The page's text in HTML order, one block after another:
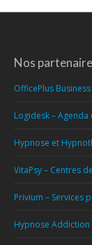
Nos
OfficePlus
Logidesk –
Hypnose et
VitaPsy – Centres
Privium – Services
Hypnose Addiction